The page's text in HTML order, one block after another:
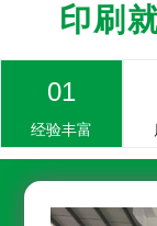
印刷
01
经验丰富